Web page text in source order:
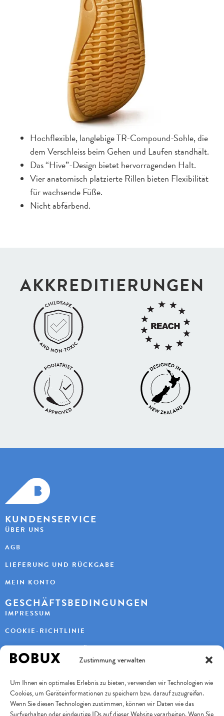
Zustimmung verwalten
Um Ihnen ein optimales Erlebnis zu bieten, verwenden wir Technologien wie
Cookies, um Geräteinformationen zu speichern bzw. darauf zuzugreifen.
Wenn Sie diesen Technologien zustimmen, können wir Daten wie das
Surfverhalten oder eindeutige IDs auf dieser Website verarbeiten. Wenn Sie
Hochflexible, langlebige TR-Compound-Sohle, die
dem Verschleiss beim Gehen und Laufen standhält.
Das “Hive”-Design bietet hervorragenden Halt.
Vier anatomisch platzierte Rillen bieten Flexibilität
für wachsende Füße.
Nicht abfärbend.
AKKREDI­TIERUNGEN
KUNDENSERVICE
ÜBER UNS
AGB
LIEFERUNG UND RÜCKGABE
MEIN KONTO
GESCHÄFTSBEDINGUNGEN
IMPRESSUM
COOKIE-RICHTLINIE
DATENSCHUTZERKLÄRUNG
KAYBEE AG
TURBENWEG 9
3073 GÜMLIGEN